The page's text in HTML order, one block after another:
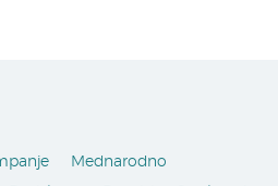
Mednarodno